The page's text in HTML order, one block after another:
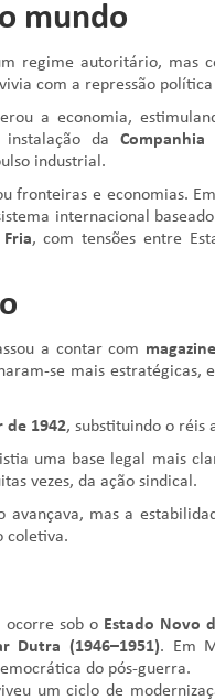
mundo
regime autoritário, mas
com a repressão
a economia,
instalação daCompanhia
industrial.
fronteiras e economias. Em
internacional
, com tensões entre
a contar com
se mais estratégicas,
de 1942, substituindo o réis
uma base legal mais
vezes, da ação sindical.
avançava, mas a
coletiva.
ocorre sob o Estado Novo
Dutra (1946–1951). Em
do pós-guerra.
um ciclo de